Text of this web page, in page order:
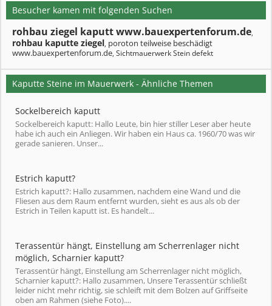
Besucher kamen mit folgenden Suchen
rohbau ziegel kaputt www.bauexpertenforum.de,
rohbau kaputte ziegel, poroton teilweise beschädigt
www.bauexpertenforum.de, Sichtmauerwerk Stein defekt
Kaputte Steine im Mauerwerk - Ähnliche Themen
Sockelbereich kaputt
Sockelbereich kaputt: Hallo Leute, bin hier stiller Leser aber heute
habe ich auch ein Anliegen. Wir haben ein Haus ca. 1960/70 was wir
gerade sanieren. Unser...
Estrich kaputt?
Estrich kaputt?: Hallo zusammen, nachdem eine Wand und die
Fliesen aus dem Raum entfernt wurden, sieht es aus als ob der
Estrich in Teilen kaputt ist. Es handelt...
Terassentür hängt, Einstellung am Scherrenlager nicht
möglich, Scharnier kaputt?
Terassentür hängt, Einstellung am Scherrenlager nicht möglich,
Scharnier kaputt?: Hallo zusammen, Unsere Terassentür schließt
leider nicht mehr richtig, sie schleift mit dem Bolzen auf Griffseite
oben am Rahmen (siehe Foto)....